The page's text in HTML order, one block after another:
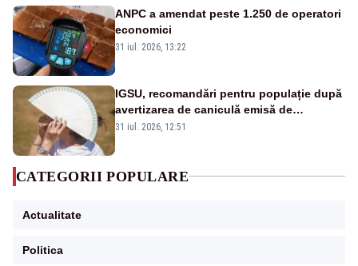
ANPC a amendat peste 1.250 de operatori
economici
31 iul. 2026, 13:22
IGSU, recomandări pentru populație după
avertizarea de caniculă emisă de
meteorologi
31 iul. 2026, 12:51
CATEGORII POPULARE
Actualitate
Politica